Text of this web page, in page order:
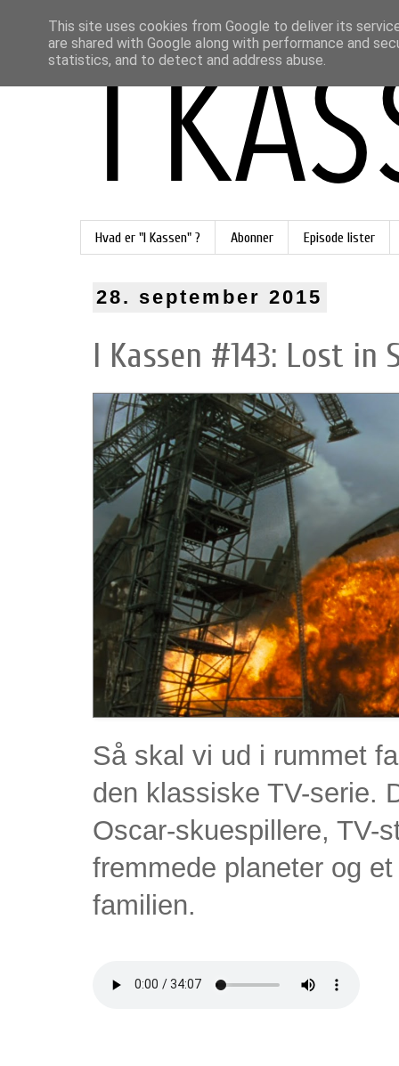
Hvad er "I Kassen" ? Abonner Episode lister
28. september 2015
I Kassen #143: Lost in
Så skal vi ud i rummet
den klassiske TV-serie.
Oscar-skuespillere, TV-
fremmede planeter og
familien.
This site uses cookies from Google to deliver its
are shared with Google along with performance and
statistics, and to detect and address abuse.